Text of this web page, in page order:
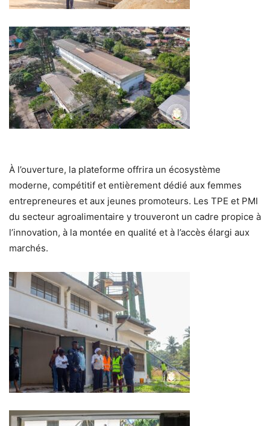
À l’ouverture, la plateforme offrira un écosystème
moderne, compétitif et entièrement dédié aux femmes
entrepreneures et aux jeunes promoteurs. Les TPE et PMI
du secteur agroalimentaire y trouveront un cadre propice à
l’innovation, à la montée en qualité et à l’accès élargi aux
marchés.